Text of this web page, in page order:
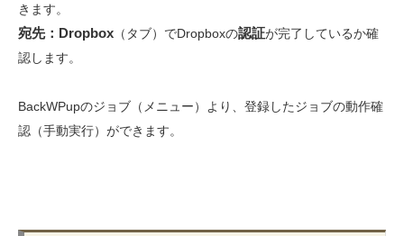
きます。
宛先：Dropbox （タブ）でDropboxの認証が完了しているか確
認します。
BackWPupのジョブ（メニュー）より、登録したジョブの動作確
認（手動実行）ができます。